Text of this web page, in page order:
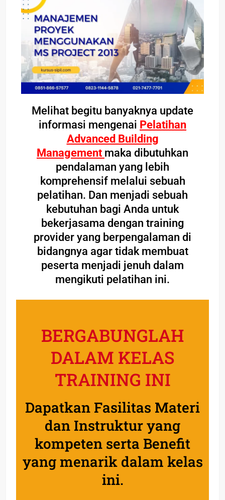
Melihat begitu banyaknya update
informasi mengenai Pelatihan
Advanced Building
Management maka dibutuhkan
pendalaman yang lebih
komprehensif melalui sebuah
pelatihan. Dan menjadi sebuah
kebutuhan bagi Anda untuk
bekerjasama dengan training
provider yang berpengalaman di
bidangnya agar tidak membuat
peserta menjadi jenuh dalam
mengikuti pelatihan ini.
BERGABUNGLAH
DALAM KELAS
TRAINING INI
Dapatkan Fasilitas Materi
dan Instruktur yang
kompeten serta Benefit
yang menarik dalam kelas
ini.